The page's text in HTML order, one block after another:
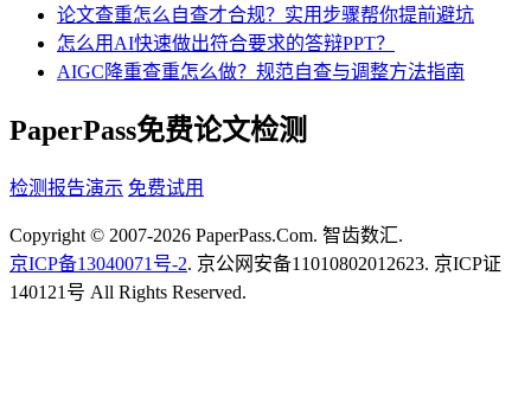
论文查重怎么自查才合规？实用步骤帮你提前避坑
怎么用AI快速做出符合要求的答辩PPT？
AIGC降重查重怎么做？规范自查与调整方法指南
PaperPass免费论文检测
检测报告演示 免费试用
Copyright © 2007-2026 PaperPass.Com. 智齿数汇.
京ICP备13040071号-2. 京公网安备11010802012623. 京ICP证
140121号 All Rights Reserved.